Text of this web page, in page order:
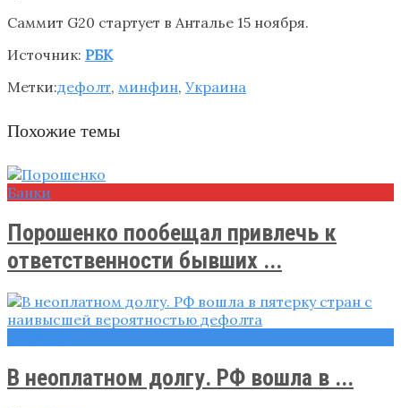
Саммит G20 стартует в Анталье 15 ноября.
Источник: РБК
Метки:дефолт, минфин, Украина
Похожие темы
Банки
Порошенко пообещал привлечь к
ответственности бывших ...
В неоплатном долгу. РФ вошла в ...